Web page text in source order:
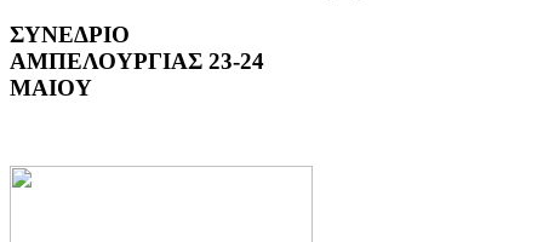
ΣΥΝΕΔΡΙΟ
ΑΜΠΕΛΟΥΡΓΙΑΣ 23-24
ΜΑΙΟΥ